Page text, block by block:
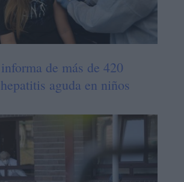
de más de 420
aguda en niños